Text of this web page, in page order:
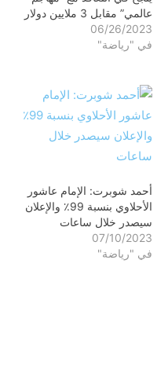
عالمي” مقابل 3 ملايين دولار
06/26/2023
في "رياضة"
أحمد شوبرت: الإمام عاشور
الأحلاوي بنسبة 99٪ والإعلان
سيصدر خلال ساعات
07/10/2023
في "رياضة"